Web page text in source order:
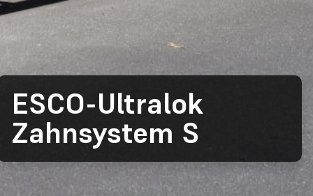
ESCO-Ultralok
Zahnsystem S